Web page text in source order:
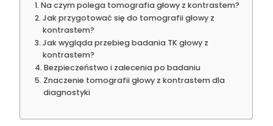
Na czym polega tomografia głowy z kontrastem?
Jak przygotować się do tomografii głowy z
kontrastem?
Jak wygląda przebieg badania TK głowy z
kontrastem?
Bezpieczeństwo i zalecenia po badaniu
Znaczenie tomografii głowy z kontrastem dla
diagnostyki